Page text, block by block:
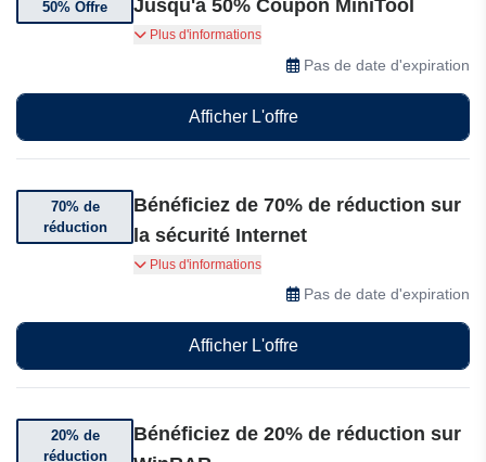
50% Offre Jusqu'a 50% Coupon MiniTool
Bénéficiez de jusqu'à 50% de réduction sur les
Plus d'informations
Pas de date d'expiration
Afficher L'offre
70% de
réduction
Bénéficiez de 70% de réduction sur
la sécurité Internet
Bénéficiez de 70% de réduction sur les logiciels
de sécurité Internet chez MiniTool
Plus d'informations
Pas de date d'expiration
Afficher L'offre
20% de
réduction
Bénéficiez de 20% de réduction sur